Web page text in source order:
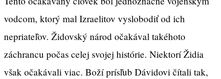
vodcom, ktorý mal Izraelitov vyslobodiť od ich
nepriateľov. Židovský národ očakával takéhoto
záchrancu počas celej svojej histórie. Niektorí Židia
však očakávali viac. Boží prísľub Dávidovi čítali tak,